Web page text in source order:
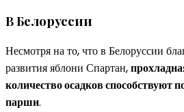
В Белоруссии
Несмотря на то, что в Белоруссии
развития яблони Спартан,
количество осадков способствуют
парши.